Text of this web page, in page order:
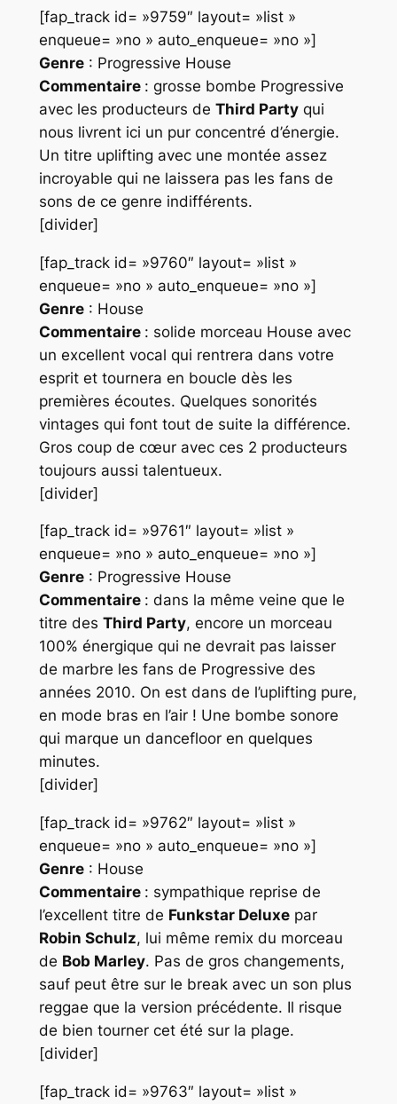
[fap_track id= »9759″ layout= »list »
enqueue= »no » auto_enqueue= »no »]
Genre: Progressive House
Commentaire : grosse bombe Progressive
avec les producteurs de Third Partyqui
nous livrent ici un pur concentré d’énergie.
Un titre uplifting avec une montée assez
incroyable qui ne laissera pas les fans de
sons de ce genre indifférents.
[divider]
[fap_track id= »9760″ layout= »list »
enqueue= »no » auto_enqueue= »no »]
Genre: House
Commentaire : solide morceau House avec
un excellent vocal qui rentrera dans votre
esprit et tournera en boucle dès les
premières écoutes. Quelques sonorités
vintages qui font tout de suite la différence.
Gros coup de cœur avec ces 2 producteurs
toujours aussi talentueux.
[divider]
[fap_track id= »9761″ layout= »list »
enqueue= »no » auto_enqueue= »no »]
Genre: Progressive House
Commentaire : dans la même veine que le
titre des Third Party, encore un morceau
100% énergique qui ne devrait pas laisser
de marbre les fans de Progressive des
années 2010. On est dans de l’uplifting pure,
en mode bras en l’air ! Une bombe sonore
qui marque un dancefloor en quelques
minutes.
[divider]
[fap_track id= »9762″ layout= »list »
enqueue= »no » auto_enqueue= »no »]
Genre: House
Commentaire : sympathique reprise de
l’excellent titre de Funkstar Deluxepar
Robin Schulz, lui même remix du morceau
de Bob Marley. Pas de gros changements,
sauf peut être sur le break avec un son plus
reggae que la version précédente. Il risque
de bien tourner cet été sur la plage.
[divider]
[fap_track id= »9763″ layout= »list »